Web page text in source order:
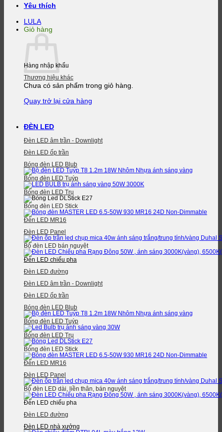
Yêu thích
LULA
Giỏ hàng
Chưa có sản phẩm trong giỏ hàng.
Quay trở lại cửa hàng
Hàng nhập khẩu
Thương hiệu khác
ĐÈN LED
Đèn LED âm trần - Downlight
Đèn LED ốp trần
Bóng đèn LED Blub
Bóng đèn LED Tuýp
Bóng đèn LED Trụ
Bóng đèn LED Stick
Đèn LED MR16
Đèn LED Panel
Bộ đèn LED bán nguyệt
Đèn LED chiếu pha
Đèn LED đường
Đèn LED âm trần - Downlight
Đèn LED ốp trần
Bóng đèn LED Blub
Bóng đèn LED Tuýp
Bóng đèn LED Trụ
Bóng đèn LED Stick
Đèn LED MR16
Đèn LED Panel
Bộ đèn LED dài, liền thân, bán nguyệt
Đèn LED chiếu pha
Đèn LED đường
Đèn LED nhà xưởng